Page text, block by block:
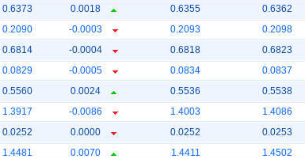
0.6373 0.0018 0.6355
0.6362
0.2090 -0.0003 0.2093
0.2098
0.6814 -0.0004 0.6818
0.6823
0.0829 -0.0005 0.0834
0.0837
0.5560 0.0024 0.5536
0.5538
1.3917 -0.0086 1.4003
1.4086
0.0252 0.0000 0.0252
0.0253
1.4481 0.0070 1.4411
1.4502